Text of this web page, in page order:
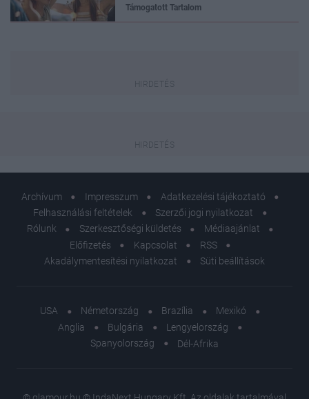
Támogatott Tartalom
Archívum Impresszum
Adatkezelési tájékoztató
Felhasználási feltételek
Szerzői jogi nyilatkozat
Rólunk
Szerkesztőségi küldetés
Médiaajánlat
Előfizetés
Kapcsolat
RSS
Akadálymentesítési nyilatkozat
Süti beállítások
USA Németország Brazília
Mexikó
Anglia
Bulgária
Lengyelország
Spanyolország
Dél-Afrika